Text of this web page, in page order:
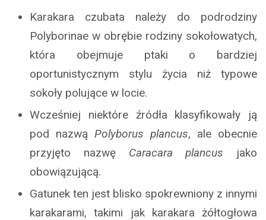
Karakara czubata należy do podrodziny
Polyborinae w obrębie rodziny sokołowatych,
która obejmuje ptaki o bardziej
oportunistycznym stylu życia niż typowe
sokoły polujące w locie.
Wcześniej niektóre źródła klasyfikowały ją
pod nazwą Polyborus plancus, ale obecnie
przyjęto nazwę Caracara plancus jako
obowiązującą.
Gatunek ten jest blisko spokrewniony z innymi
karakarami, takimi jak karakara żółtogłowa